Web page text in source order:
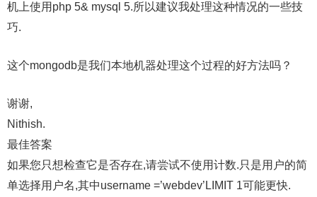
机上使用php 5& mysql 5.所以建议我处理这种情况的一些技
巧.
这个mongodb是我们本地机器处理这个过程的好方法吗？
谢谢,
Nithish.
最佳答案
如果您只想检查它是否存在,请尝试不使用计数.只是用户的简
单选择用户名,其中username =’webdev’LIMIT 1可能更快.